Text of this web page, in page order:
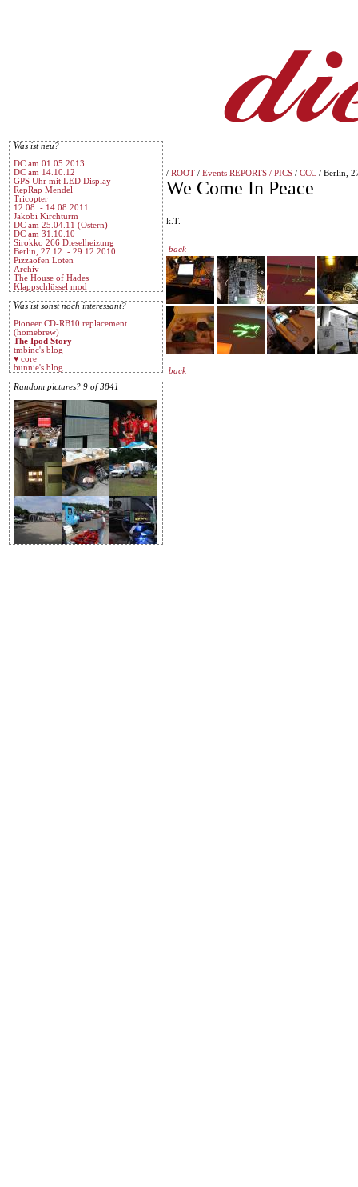
Was ist neu?
DC am 01.05.2013
DC am 14.10.12
GPS Uhr mit LED Display
RepRap Mendel
Tricopter
12.08. - 14.08.2011
Jakobi Kirchturm
DC am 25.04.11 (Ostern)
DC am 31.10.10
Sirokko 266 Dieselheizung
Berlin, 27.12. - 29.12.2010
Pizzaofen Löten
Archiv
The House of Hades
Klappschlüssel mod
Was ist sonst noch interessant?
Pioneer CD-RB10 replacement
(homebrew)
The Ipod Story
tmbinc's blog
♥ core
bunnie's blog
Random pictures? 9 of 3841
/ ROOT / Events REPORTS / PICS / CCC / Berlin,
We Come In Peace
k.T.
back
back